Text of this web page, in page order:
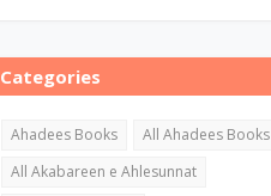
Categories
Ahadees Books
All Ahadees Books
All Akabareen e Ahlesunnat